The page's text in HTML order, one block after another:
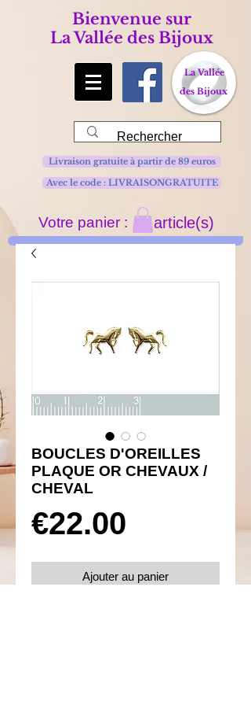
Bienvenue sur
La Vallée des Bijoux
La Vallée
des Bijoux
Avec le code : LIVRAISONGRATUITE
Livraison gratuite à partir de 89 euros
Votre panier : article(s)
BOUCLES D'OREILLES
PLAQUE OR CHEVAUX /
CHEVAL
€22.00
Ajouter au panier